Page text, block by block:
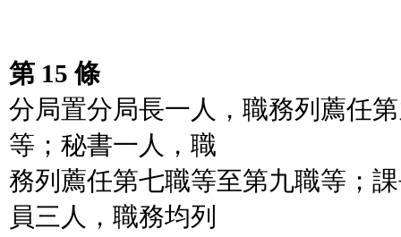
第 15 條
分局置分局長一人，職務列薦任
等；秘書一人，職
務列薦任第七職等至第九職等；
員三人，職務均列